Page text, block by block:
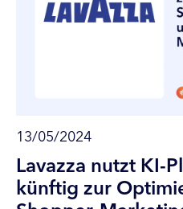
13/05/2024
Lavazza nutzt KI-
künftig zur